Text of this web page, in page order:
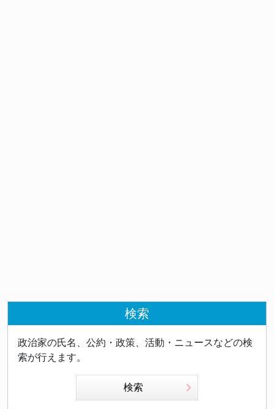
検索
政治家の氏名、公約・政策、活動・ニュースなどの検
索が行えます。
検索